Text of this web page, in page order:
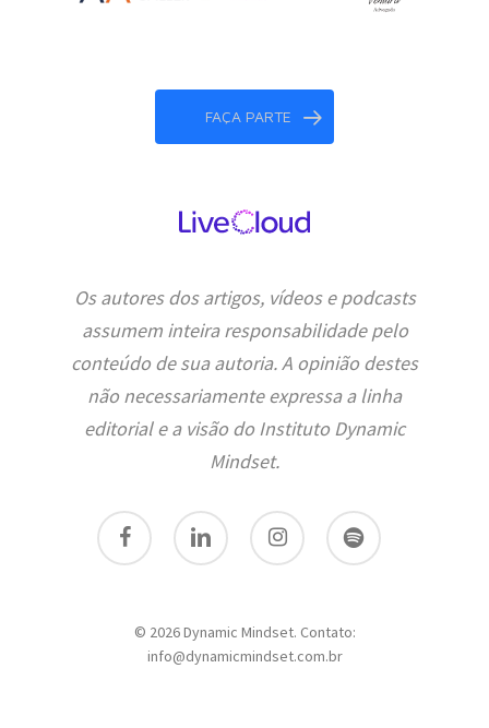
FAÇA PARTE
Os autores dos artigos, vídeos e podcasts
assumem inteira responsabilidade pelo
conteúdo de sua autoria. A opinião destes
não necessariamente expressa a linha
editorial e a visão do Instituto Dynamic
Mindset.
facebook linkedin instagram spotify
© 2026 Dynamic Mindset. Contato:
info@dynamicmindset.com.br